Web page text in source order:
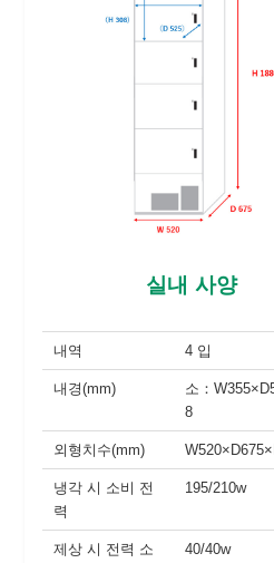
실내 사양
내역 4 입
내경(mm)
소：
8
외형치수(mm)
냉각 시 소비 전
력
195/210w
제상 시 전력 소
40/40w